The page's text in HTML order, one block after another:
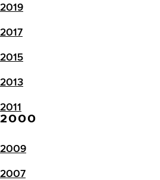
2019
2017
2015
2013
2011
2000
2009
2007